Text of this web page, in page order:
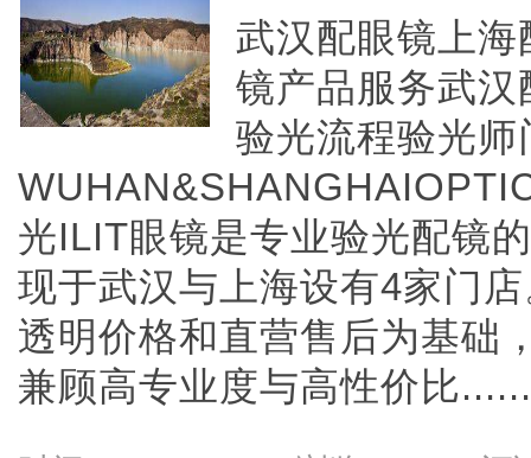
武汉配眼镜上
镜产品服务武
验光流程验光
光ILIT眼镜是专业验光配镜
现于武汉与上海设有4家门
透明价格和直营售后为基础
兼顾高专业度与高性价比......